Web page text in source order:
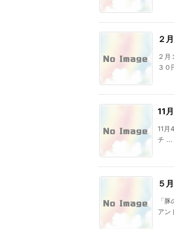
２
２
３０
11
11月
チ ...
５
「
アン